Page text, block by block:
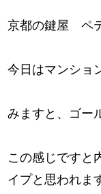
京都の鍵屋 ペ
今日はマンショ
みますと、ゴー
この感じですと
イプと思われま